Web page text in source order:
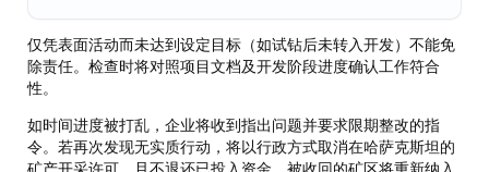
仅凭表面活动而未达到设定目标（如试钻后未转入开发）不能免
除责任。检查时将对照项目文档及开发阶段进度确认工作符合
性。
如时间进度被打乱，企业将收到指出问题并要求限期整改的指
令。若再次发现无实质行动，将以行政方式取消在哈萨克斯坦的